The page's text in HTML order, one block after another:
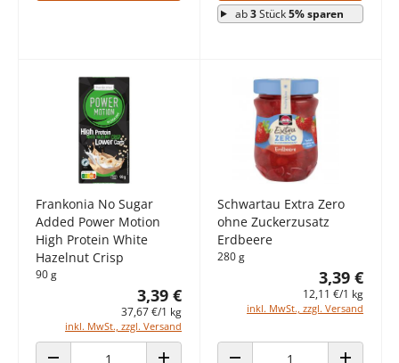
ab3Stück5% sparen
Frankonia No Sugar
Added Power Motion
High Protein White
Hazelnut Crisp
90 g
3,39 €
37,67 €/1 kg
inkl. MwSt., zzgl. Versand
Schwartau Extra Zero
ohne Zuckerzusatz
Erdbeere
280 g
3,39 €
12,11 €/1 kg
inkl. MwSt., zzgl. Versand